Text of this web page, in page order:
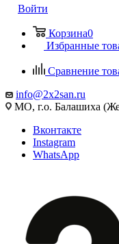
Войти
Корзина0
Избранные
Сравнение
info@2x2san.ru
МО, г.о. Балашиха
Вконтакте
Instagram
WhatsApp